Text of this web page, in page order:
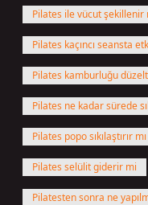
Pilates ile vücut şekillenir
Pilates kaçıncı seansta
Pilates kamburluğu
Pilates ne kadar sürede
Pilates popo sıkılaştırır mı
Pilates selülit giderir mi
Pilatesten sonra ne